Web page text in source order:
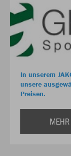
In unserem
unsere
Preisen.